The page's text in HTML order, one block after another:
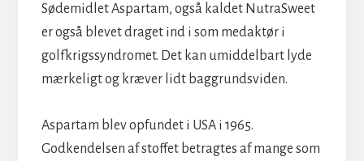
Sødemidlet Aspartam, også kaldet NutraSweet
er også blevet draget ind i som medaktør i
golfkrigssyndromet. Det kan umiddelbart lyde
mærkeligt og kræver lidt baggrundsviden.
Aspartam blev opfundet i USA i 1965.
Godkendelsen af stoffet betragtes af mange som